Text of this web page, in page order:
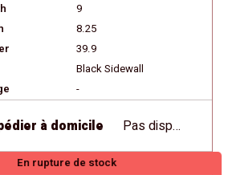
9
8.25
39.9
Black Sidewall
-
à domicile Pas disponible
En rupture de stock